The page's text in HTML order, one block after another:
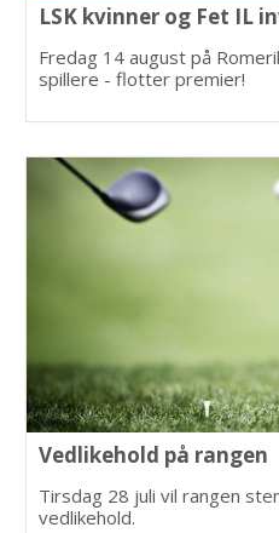
LSK kvinner og Fet IL
Fredag 14 august på
spillere - flotter premier!
Vedlikehold på rangen
Tirsdag 28 juli vil rangen
vedlikehold.